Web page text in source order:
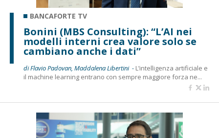
BANCAFORTE TV
Bonini (MBS Consulting): “L’AI nei
modelli interni crea valore solo se
cambiano anche i dati”
di Flavio Padovan, Maddalena Libertini - L’intelligenza artificiale e
il machine learning entrano con sempre maggiore forza ne...